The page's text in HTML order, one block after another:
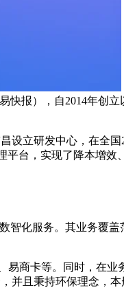
报），自2014年创
设立研发中心，在全
平台，实现了降本增
化服务。其业务覆盖
商卡等。同时，在业
且秉持环保理念，本